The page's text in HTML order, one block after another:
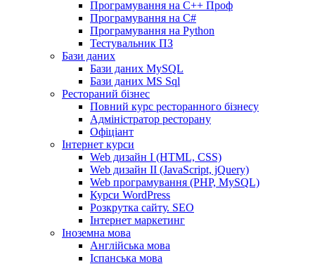
Програмування на С++ Проф
Програмування на C#
Програмування на Python
Тестувальник ПЗ
Бази даних
Бази даних MySQL
Бази даних MS Sql
Рестораний бізнес
Повний курс ресторанного бізнесу
Адміністратор ресторану
Офіціант
Інтернет курси
Web дизайн I (HTML, CSS)
Web дизайн II (JavaScript, jQuery)
Web програмування (PHP, MySQL)
Курси WordPress
Розкрутка сайту. SEO
Інтернет маркетинг
Іноземна мова
Англійська мова
Іспанська мова